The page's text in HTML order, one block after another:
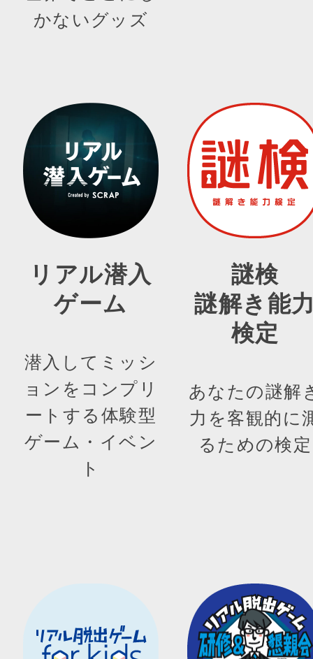
かないグッズ
リアル潜入
ゲーム
潜入してミッシ
ョンをコンプリ
ートする体験型
ゲーム・イベン
ト
謎検
謎解き能
検定
あなたの謎解
力を客観的に
るための検定